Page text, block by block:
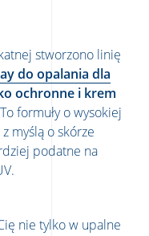
stworzono linię
do opalania dla
ochronne i krem
formuły o wysokiej
myślą o skórze
podatne na
nie tylko w upalne